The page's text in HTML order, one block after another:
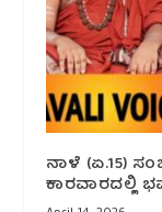
ನಾಳೆ (ಏ.15)
ಕಾರವಾರದಲ್ಲಿ